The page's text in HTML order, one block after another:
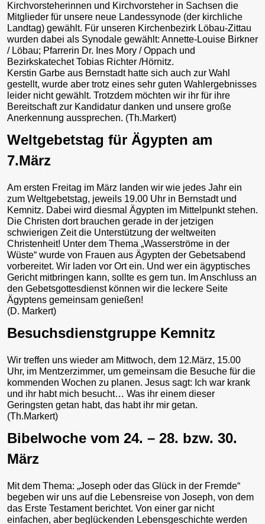
Kirchvorsteherinnen und Kirchvorsteher in Sachsen die
Mitglieder für unsere neue Landessynode (der kirchliche
Landtag) gewählt. Für unseren Kirchenbezirk Löbau-Zittau
wurden dabei als Synodale gewählt: Annette-Louise Birkner
/ Löbau; Pfarrerin Dr. Ines Mory / Oppach und
Bezirkskatechet Tobias Richter /Hörnitz.
Kerstin Garbe aus Bernstadt hatte sich auch zur Wahl
gestellt, wurde aber trotz eines sehr guten Wahlergebnisses
leider nicht gewählt. Trotzdem möchten wir ihr für ihre
Bereitschaft zur Kandidatur danken und unsere große
Anerkennung aussprechen. (Th.Markert)
Weltgebetstag für Ägypten am
7.März
Am ersten Freitag im März landen wir wie jedes Jahr ein
zum Weltgebetstag, jeweils 19.00 Uhr in Bernstadt und
Kemnitz. Dabei wird diesmal Ägypten im Mittelpunkt stehen.
Die Christen dort brauchen gerade in der jetzigen
schwierigen Zeit die Unterstützung der weltweiten
Christenheit! Unter dem Thema „Wasserströme in der
Wüste“ wurde von Frauen aus Ägypten der Gebetsabend
vorbereitet. Wir laden vor Ort ein. Und wer ein ägyptisches
Gericht mitbringen kann, sollte es gern tun. Im Anschluss an
den Gebetsgottesdienst können wir die leckere Seite
Ägyptens gemeinsam genießen!
(D. Markert)
Besuchsdienstgruppe Kemnitz
Wir treffen uns wieder am Mittwoch, dem 12.März, 15.00
Uhr, im Mentzerzimmer, um gemeinsam die Besuche für die
kommenden Wochen zu planen. Jesus sagt: Ich war krank
und ihr habt mich besucht… Was ihr einem dieser
Geringsten getan habt, das habt ihr mir getan.
(Th.Markert)
Bibelwoche vom 24. – 28. bzw. 30.
März
Mit dem Thema: „Joseph oder das Glück in der Fremde“
begeben wir uns auf die Lebensreise von Joseph, von dem
das Erste Testament berichtet. Von einer gar nicht
einfachen, aber beglückenden Lebensgeschichte werden